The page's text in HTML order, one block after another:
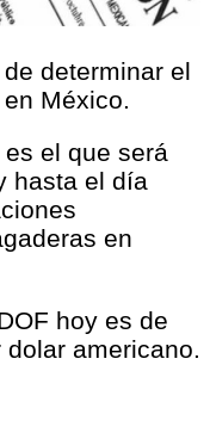
determinar el
México.
el que será
hasta el día
en
hoy es de
americano.